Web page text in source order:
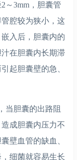
～3mm，胆囊管
腔较为狭小，这
入后，胆囊内的
在胆囊内长期滞
起胆囊壁的急、
当胆囊的出路阻
成胆囊内压力不
壁血管的缺血、
细菌就容易生长